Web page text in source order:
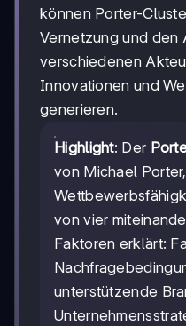
können Porter-
Vernetzung und den
verschiedenen
Innovationen und
generieren.
Highlight: Der
von Michael
von vier
Faktoren erklärt:
unterstützende